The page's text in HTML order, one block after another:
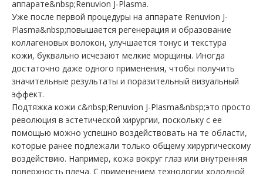
аппарате&nbsp;Renuvion J-Plasma.
Уже после первой процедуры на аппарате Renuvion J-
Plasma&nbsp;повышается регенерация и образование
коллагеновых волокон, улучшается тонус и текстура
кожи, буквально исчезают мелкие морщины. Иногда
достаточно даже одного применения, чтобы получить
значительные результаты и поразительный визуальный
эффект.
Подтяжка кожи с&nbsp;Renuvion J-Plasma&nbsp;это просто
революция в эстетической хирургии, поскольку с ее
помощью можно успешно воздействовать на те области,
которые ранее подлежали только общему хирургическому
воздействию. Например, кожа вокруг глаз или внутренняя
поверхность плеча. С применением технологии холодной